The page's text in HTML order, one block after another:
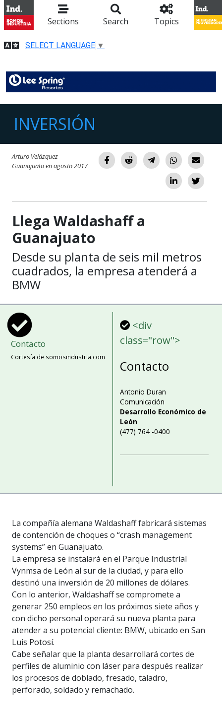
Sections Search Topics
SELECT LANGUAGE ▼
INVERSIÓN
Arturo Velázquez
Guanajuato en agosto 2017
Llega Waldashaff a
Guanajuato
Desde su planta de seis mil metros
cuadrados, la empresa atenderá a
BMW
Contacto
Cortesía de somosindustria.com
<div
class="row">
Contacto
Antonio Duran
Comunicación
Desarrollo Económico de
León
(477) 764 -0400
La compañía alemana Waldashaff fabricará sistemas
de contención de choques o “crash management
systems” en Guanajuato.
La empresa se instalará en el Parque Industrial
Vynmsa de León al sur de la ciudad, y para ello
destinó una inversión de 20 millones de dólares.
Con lo anterior, Waldashaff se compromete a
generar 250 empleos en los próximos siete años y
con dicho personal operará su nueva planta para
atender a su potencial cliente: BMW, ubicado en San
Luis Potosí.
Cabe señalar que la planta desarrollará cortes de
perfiles de aluminio con láser para después realizar
los procesos de doblado, fresado, taladro,
perforado, soldado y remachado.